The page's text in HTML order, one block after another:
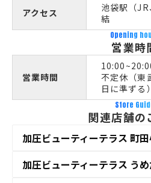
アクセス
池袋駅（
結
Opening
営業時
営業時間
不定休（東
日に準ずる）
Store
関連店舗の
加圧ビューティーテラス 町
加圧ビューティーテラス う